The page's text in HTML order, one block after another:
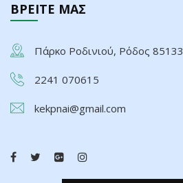
ΒΡΕΙΤΕ ΜΑΣ
Πάρκο Ροδινιού, Ρόδος 85133
2241 070615
kekpnai@gmail.com